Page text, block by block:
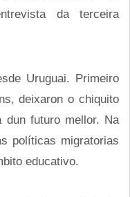
da terceira
Uruguai. Primeiro
deixaron o chiquito
dun futuro mellor. Na
políticas migratorias
educativo.